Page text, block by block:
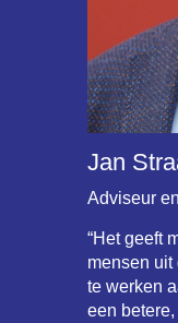
Jan
Adviseur
“Het geeft
mensen uit
te werken
een